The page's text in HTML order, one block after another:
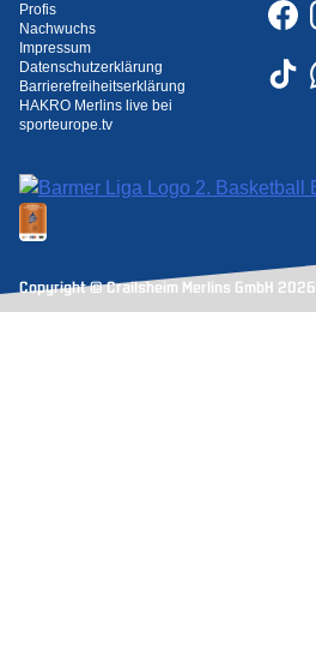
Profis
Nachwuchs
Impressum
Datenschutzerklärung
Barrierefreiheitserklärung
HAKRO Merlins live bei
sporteurope.tv
Copyright © Crailsheim Merlins GmbH 2026